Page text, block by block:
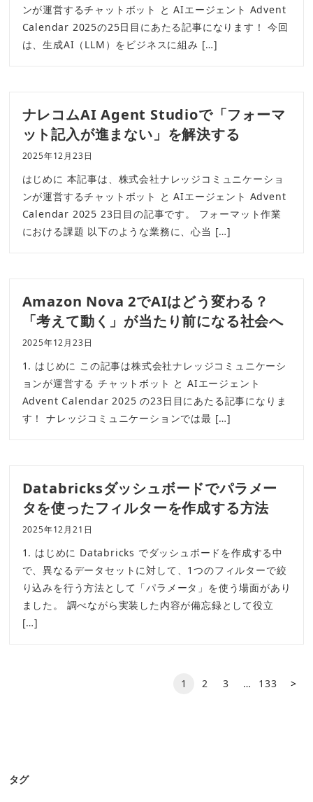
ンが運営するチャットボット と AIエージェント Advent
Calendar 2025の25日目にあたる記事になります！ 今回
は、生成AI（LLM）をビジネスに組み […]
ナレコムAI Agent Studioで「フォーマ
ット記入が進まない」を解決する
2025年12月23日
はじめに 本記事は、株式会社ナレッジコミュニケーショ
ンが運営するチャットボット と AIエージェント Advent
Calendar 2025 23日目の記事です。 フォーマット作業
における課題 以下のような業務に、心当 […]
Amazon Nova 2でAIはどう変わる？
「考えて動く」が当たり前になる社会へ
2025年12月23日
1. はじめに この記事は株式会社ナレッジコミュニケーシ
ョンが運営する チャットボット と AIエージェント
Advent Calendar 2025 の23日目にあたる記事になりま
す！ ナレッジコミュニケーションでは最 […]
Databricksダッシュボードでパラメー
タを使ったフィルターを作成する方法
2025年12月21日
1. はじめに Databricks でダッシュボードを作成する中
で、異なるデータセットに対して、1つのフィルターで絞
り込みを行う方法として「パラメータ」を使う場面があり
ました。 調べながら実装した内容が備忘録として役立
[…]
1 2 3 … 133
次の
タグ